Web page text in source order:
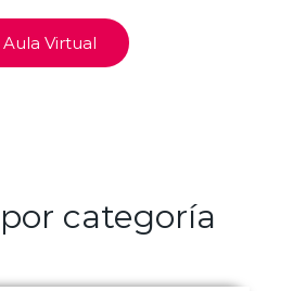
Aula Virtual
categoría